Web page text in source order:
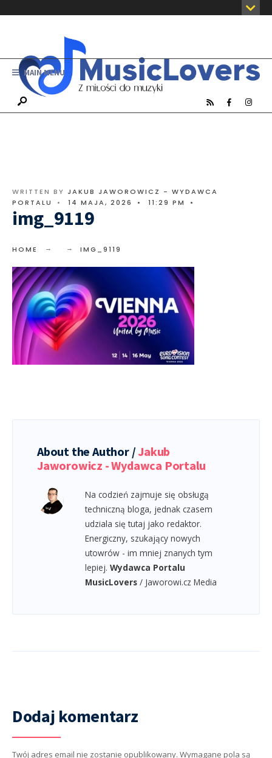
MAIN MENU
WRITTEN BY JAKUB JAWOROWICZ - WYDAWCA
PORTALU
• 14 MAJA, 2026 • 11:29 PM •
img_9119
HOME IMG_9119
About the Author /Jakub
Jaworowicz - Wydawca Portalu
Na codzień zajmuje się obsługą
techniczną bloga, jednak czasem
udziala się tutaj jako redaktor.
Energiczny, szukający nowych
utowrów - im mniej znanych tym
lepiej. Wydawca Portalu
MusicLovers / Jaworowi.cz Media
Dodaj komentarz
Twój adres email nie zostanie opublikowany. Wymagane pola są